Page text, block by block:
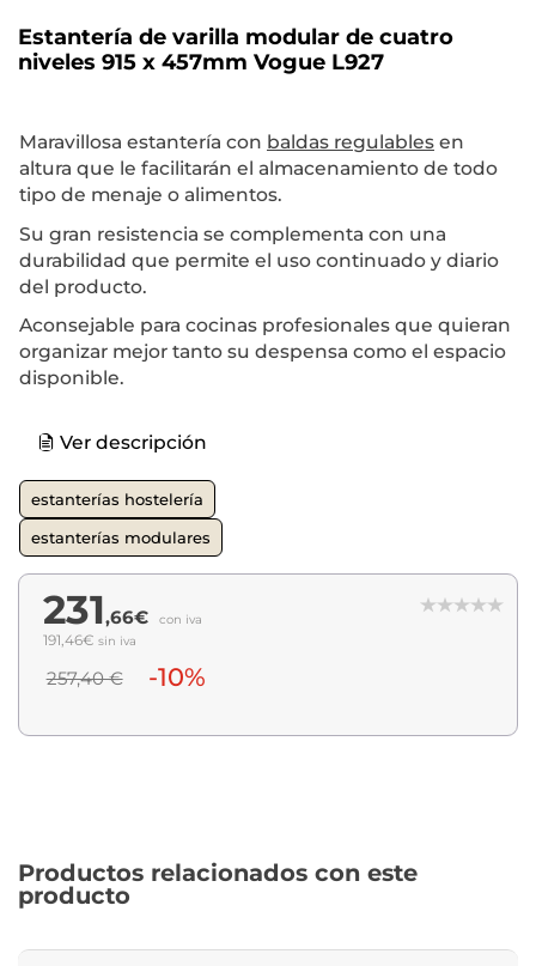
Estantería de varilla modular de cuatro
niveles 915 x 457mm Vogue L927
Maravillosa estantería con baldas regulables en
altura que le facilitarán el almacenamiento de todo
tipo de menaje o alimentos.
Su gran resistencia se complementa con una
durabilidad que permite el uso continuado y diario
del producto.
Aconsejable para cocinas profesionales que quieran
organizar mejor tanto su despensa como el espacio
disponible.
Ver descripción
estanterías hostelería
estanterías modulares
231,66€ con iva
191,46€ sin iva
257,40 € -10%
Productos relacionados con este
producto